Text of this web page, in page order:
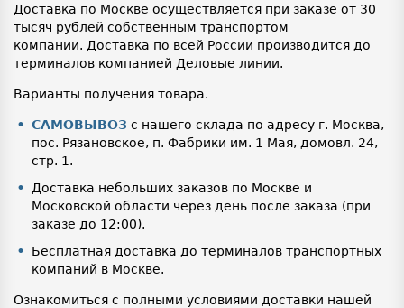
Доставка по Москве осуществляется при заказе от 30
тысяч рублей собственным транспортом
компании. Доставка по всей России производится до
терминалов компанией Деловые линии.
Варианты получения товара.
САМОВЫВОЗ с нашего склада по адресу г. Москва,
пос. Рязановское, п. Фабрики им. 1 Мая, домовл. 24,
стр. 1.
Доставка небольших заказов по Москве и
Московской области через день после заказа (при
заказе до 12:00).
Бесплатная доставка до терминалов транспортных
компаний в Москве.
Ознакомиться с полными условиями доставки нашей